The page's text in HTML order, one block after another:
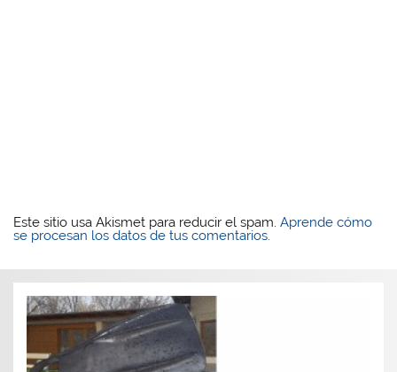
Este sitio usa Akismet para reducir el spam.Aprende cómo
se procesan los datos de tus comentarios.